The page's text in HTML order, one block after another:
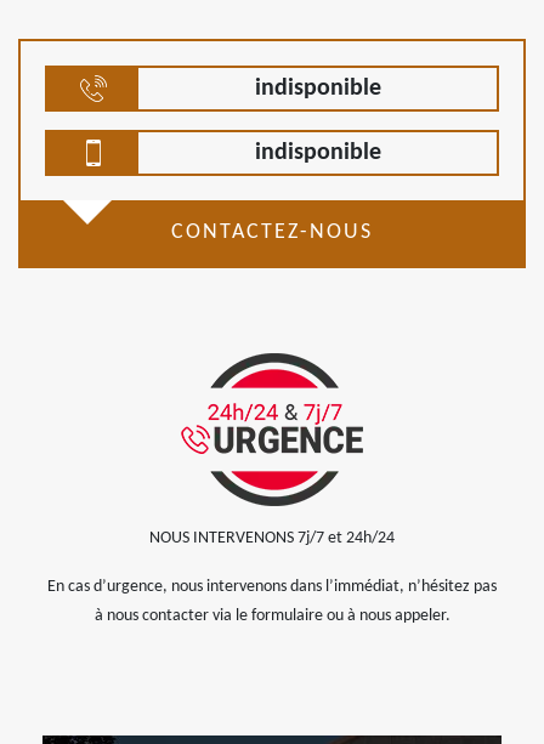
indisponible
indisponible
CONTACTEZ-NOUS
NOUS INTERVENONS 7j/7 et 24h/24
En cas d’urgence, nous intervenons dans l’immédiat, n’hésitez pas
à nous contacter via le formulaire ou à nous appeler.